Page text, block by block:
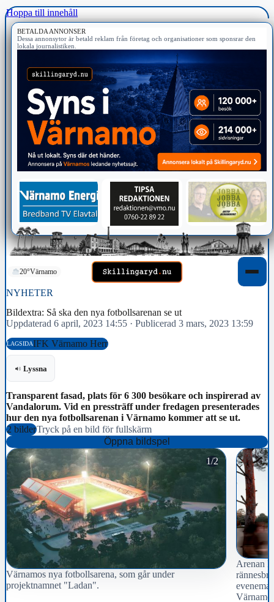
Hoppa till innehåll
BETALDA ANNONSER
Dessa annonsytor är betald reklam från företag och organisationer som sponsrar den
lokala journalistiken.
20°Värnamo
NYHETER
Bildextra: Så ska den nya fotbollsarenan se ut
Uppdaterad 6 april, 2023 14:55 · Publicerad 3 mars, 2023 13:59
LAGSIDAIFK Värnamo Herr
Lyssna
Transparent fasad, plats för 6 300 besökare och inspirerad av
Vandalorum. Vid en pressträff under fredagen presenterades
hur den nya fotbollsarenan i Värnamo kommer att se ut.
2 bilderTryck på en bild för fullskärm
Öppna bildspel
1/2
Värnamos nya fotbollsarena, som går under
projektnamnet "Ladan".
Arenan